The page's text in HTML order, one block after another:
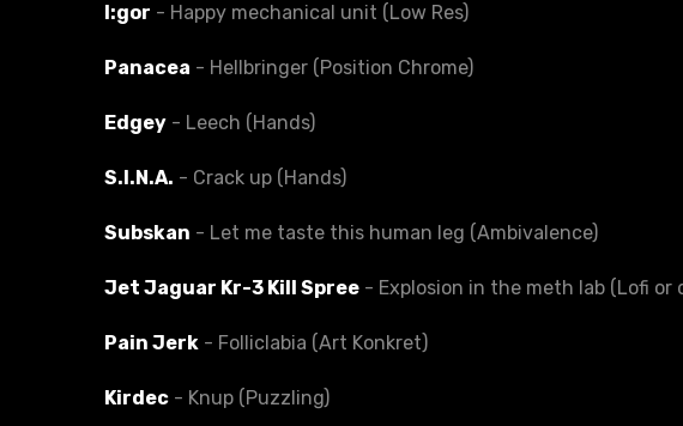
I:gor - Happy mechanical unit (Low Res)
Panacea - Hellbringer (Position Chrome)
Edgey - Leech (Hands)
S.I.N.A. - Crack up (Hands)
Subskan - Let me taste this human leg (Ambivalence)
Jet Jaguar Kr-3 Kill Spree - Explosion in the meth lab (Lofi or
Pain Jerk - Folliclabia (Art Konkret)
Kirdec - Knup (Puzzling)